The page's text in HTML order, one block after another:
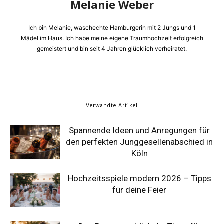
Melanie Weber
Ich bin Melanie, waschechte Hamburgerin mit 2 Jungs und 1
Mädel im Haus. Ich habe meine eigene Traumhochzeit erfolgreich
gemeistert und bin seit 4 Jahren glücklich verheiratet.
Verwandte Artikel
Spannende Ideen und Anregungen für
den perfekten Junggesellenabschied in
Köln
Hochzeitsspiele modern 2026 – Tipps
für deine Feier